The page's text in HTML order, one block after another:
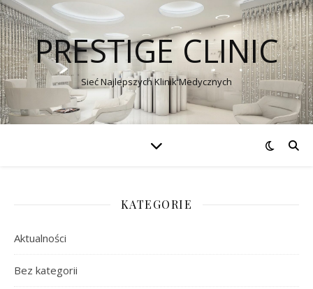
PRESTIGE CLINIC
Sieć Najlepszych Klinik Medycznych
KATEGORIE
Aktualności
Bez kategorii